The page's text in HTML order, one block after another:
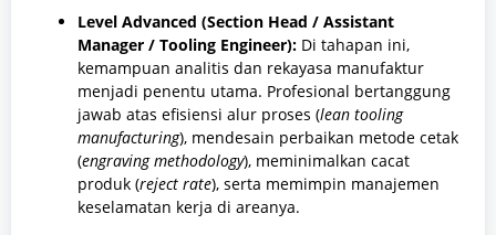
Level Advanced (Section Head / Assistant
Manager / Tooling Engineer): Di tahapan ini,
kemampuan analitis dan rekayasa manufaktur
menjadi penentu utama. Profesional bertanggung
jawab atas efisiensi alur proses (lean tooling
manufacturing), mendesain perbaikan metode cetak
(engraving methodology), meminimalkan cacat
produk (reject rate), serta memimpin manajemen
keselamatan kerja di areanya.